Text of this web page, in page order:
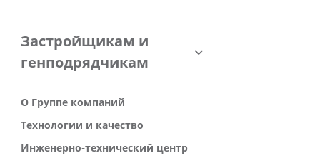
Застройщикам и
генподрядчикам
О Группе компаний
Технологии и качество
Инженерно-технический центр